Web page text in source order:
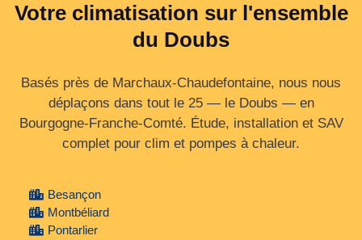
Votre climatisation sur l'ensemble
du Doubs
Basés près de Marchaux-Chaudefontaine, nous nous
déplaçons dans tout le 25 — le Doubs — en
Bourgogne‑Franche‑Comté. Étude, installation et SAV
complet pour clim et pompes à chaleur.
Besançon
Montbéliard
Pontarlier